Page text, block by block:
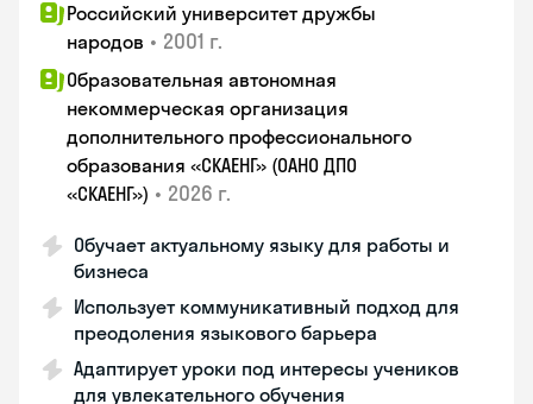
Российский университет дружбы
народов • 2001 г.
Образовательная автономная
некоммерческая организация
дополнительного профессионального
образования «СКАЕНГ» (ОАНО ДПО
«СКАЕНГ») • 2026 г.
Обучает актуальному языку для работы и
бизнеса
Использует коммуникативный подход для
преодоления языкового барьера
Адаптирует уроки под интересы учеников
для увлекательного обучения